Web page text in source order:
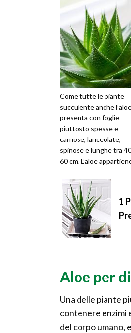
Come tutte le piante
succulente anche
presenta con foglie
piuttosto spesse e
carnose, lanceolate,
spinose e lunghe tra
60 cm. L’aloe
suo fusto può...
1
Aloe per
Una delle piante
contenere enzimi
del corpo umano,